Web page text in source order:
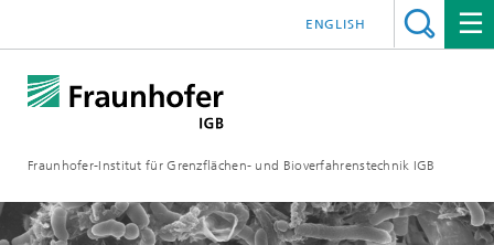
Fraunhofer-Institut für Grenzflächen- und Bioverfahrenstechnik IGB
ENGLISH